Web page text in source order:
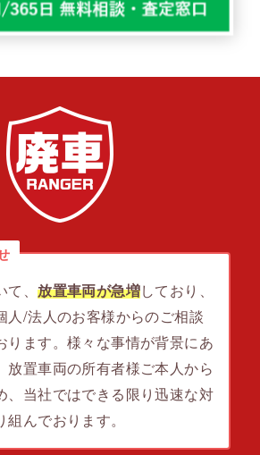
て、放置車両が急増しており、
人/法人のお客様からのご相談
ります。様々な事情が背景にあ
放置車両の所有者様ご本人から
、当社ではできる限り迅速な対
んでおります。